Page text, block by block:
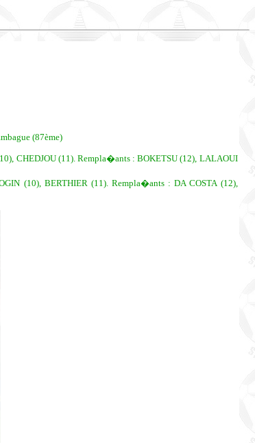
(87ème)
CHEDJOU (11). Rempla�ants : BOKETSU (12), LALAOUI
(10), BERTHIER (11). Rempla�ants : DA COSTA (12),